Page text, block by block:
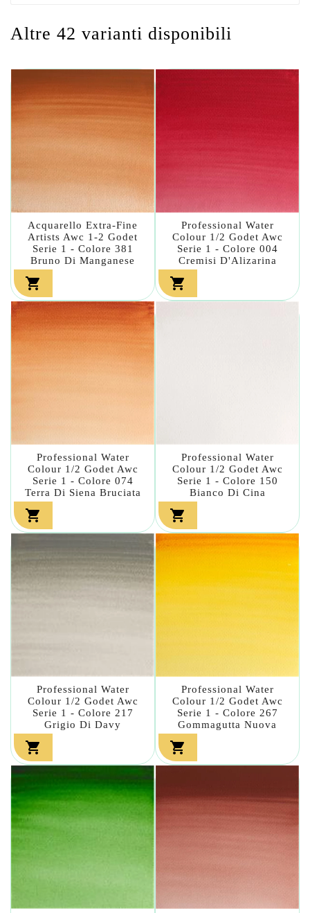
Altre 42 varianti disponibili
Acquarello Extra-Fine
Artists Awc 1-2 Godet
Serie 1 - Colore 381
Bruno Di Manganese

Professional Water
Colour 1/2 Godet Awc
Serie 1 - Colore 004
Cremisi D'Alizarina

Professional Water
Colour 1/2 Godet Awc
Serie 1 - Colore 074
Terra Di Siena Bruciata

Professional Water
Colour 1/2 Godet Awc
Serie 1 - Colore 150
Bianco Di Cina

Professional Water
Colour 1/2 Godet Awc
Serie 1 - Colore 217
Grigio Di Davy

Professional Water
Colour 1/2 Godet Awc
Serie 1 - Colore 267
Gommagutta Nuova
